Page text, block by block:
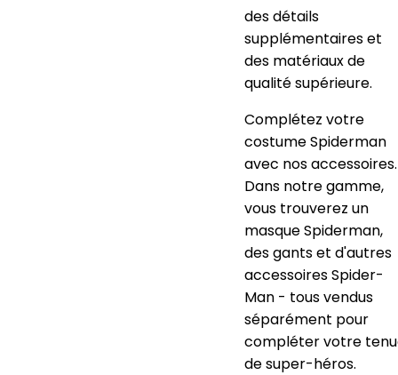
des détails
supplémentaires et
des matériaux de
qualité supérieure.
Complétez votre
costume Spiderman
avec nos accessoires.
Dans notre gamme,
vous trouverez un
masque Spiderman,
des gants et d'autres
accessoires Spider-
Man - tous vendus
séparément pour
compléter votre
de super-héros.